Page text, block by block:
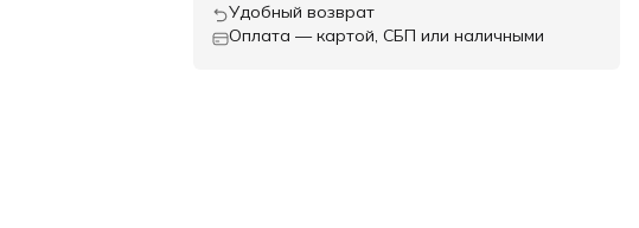
Удобный возврат
Оплата — картой, СБП или наличными